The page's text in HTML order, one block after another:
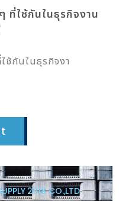
ที่ใช้กันในธุรกิจงาน
ช้กันในธุรกิจงา
2018 CO.,LTD